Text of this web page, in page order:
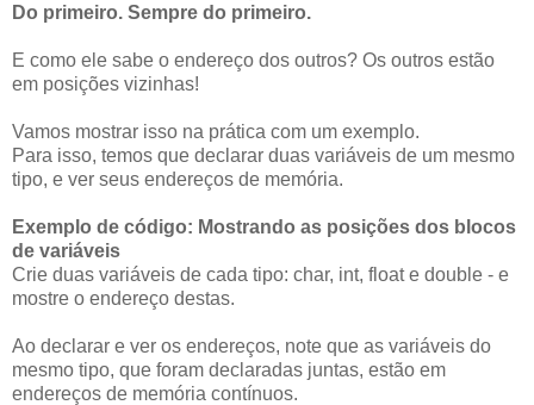
Do primeiro. Sempre do primeiro.
E como ele sabe o endereço dos outros? Os outros estão
em posições vizinhas!
Vamos mostrar isso na prática com um exemplo.
Para isso, temos que declarar duas variáveis de um mesmo
tipo, e ver seus endereços de memória.
Exemplo de código: Mostrando as posições dos blocos
de variáveis
Crie duas variáveis de cada tipo: char, int, float e double - e
mostre o endereço destas.
Ao declarar e ver os endereços, note que as variáveis do
mesmo tipo, que foram declaradas juntas, estão em
endereços de memória contínuos.